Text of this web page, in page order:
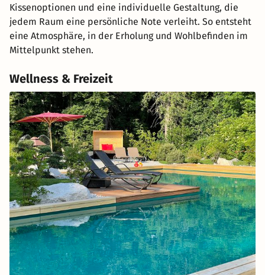
Kissenoptionen und eine individuelle Gestaltung, die
jedem Raum eine persönliche Note verleiht. So entsteht
eine Atmosphäre, in der Erholung und Wohlbefinden im
Mittelpunkt stehen.
Wellness & Freizeit